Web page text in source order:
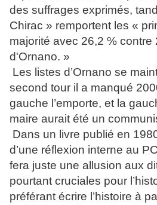
des suffrages exprimés,
Chirac » remportent les «
majorité avec 26,2 % contre
d'Ornano. »
Les listes d’Ornano se
second tour il a manqué
gauche l’emporte, et la
maire aurait été un
Dans un livre publié en
d’une réflexion interne au
fera juste une allusion aux
pourtant cruciales pour
préférant écrire l’histoire à